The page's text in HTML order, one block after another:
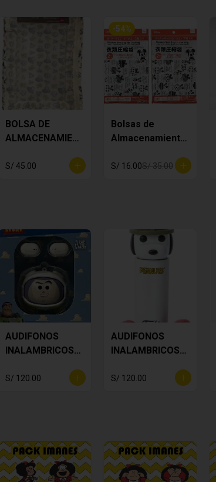
BOLSA DE
ALMACENAMIEN
S/ 45.00
-54%
Bolsas de
Almacenamiento
S/ 16.00S/ 35.00
AUDIFONOS
INALAMBRICOS
LIGHTYEAR
S/ 120.00
AUDIFONOS
INALAMBRICOS
S/ 120.00